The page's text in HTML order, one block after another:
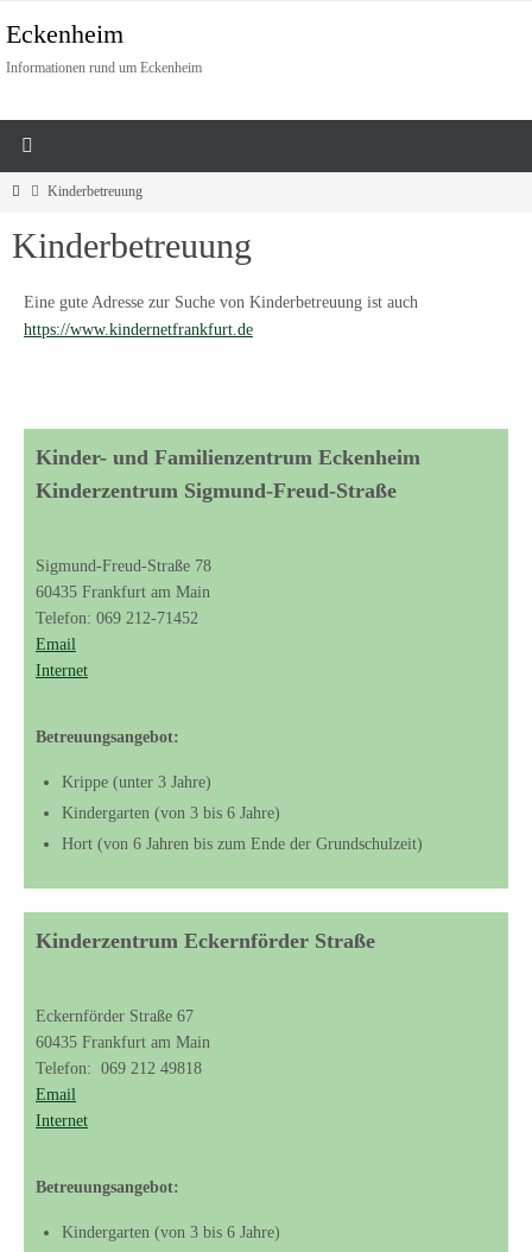
Eckenheim
Informationen rund um Eckenheim
Kinderbetreuung
Kinderbetreuung
Eine gute Adresse zur Suche von Kinderbetreuung ist auch
https://www.kindernetfrankfurt.de
Kinder- und Familienzentrum Eckenheim
Kinderzentrum Sigmund-Freud-Straße
Sigmund-Freud-Straße 78
60435 Frankfurt am Main
Telefon: 069 212-71452
Email
Internet
Betreuungsangebot:
Krippe (unter 3 Jahre)
Kindergarten (von 3 bis 6 Jahre)
Hort (von 6 Jahren bis zum Ende der Grundschulzeit)
Kinderzentrum Eckernförder Straße
Eckernförder Straße 67
60435 Frankfurt am Main
Telefon: 069 212 49818
Email
Internet
Betreuungsangebot:
Kindergarten (von 3 bis 6 Jahre)